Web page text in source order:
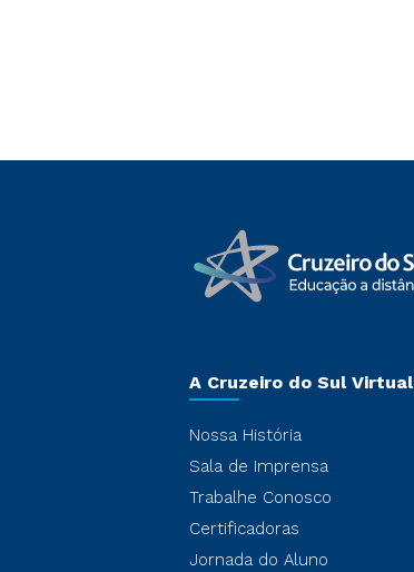
A Cruzeiro do Sul Virtual
Nossa História
Sala de Imprensa
Trabalhe Conosco
Certificadoras
Jornada do Aluno